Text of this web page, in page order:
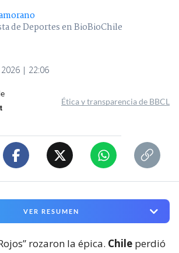
de Deportes en BioBioChile
| 22:06
Ética y transparencia de BBCL
VER RESUMEN
rozaron la épica. Chile perdió